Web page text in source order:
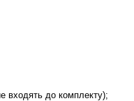
входять до комплекту);